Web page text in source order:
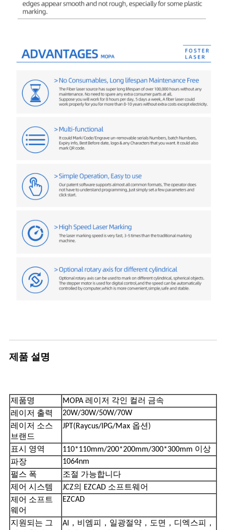
제품 설명
제품명
MOPA 레이저 각인 컬러 금속
레이저 출력
20W/30W/50W/70W
레이저 소스
브랜드
JPT(Raycus/IPG/Max 옵션)
표시 영역
110*110mm/200*200mm/300*300mm 이상
파장
1064nm
펄스 폭
조절 가능합니다
제어 시스템
JCZ의 EZCAD 소프트웨어
제어 소프트
웨어
EZCAD
지원되는 그
AI ， 비엠피 ， 일광절약 ， 도면 ， 디엑스피 ，